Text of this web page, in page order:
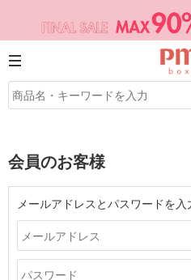
会員のお客様
メールアドレスとパスワードを入